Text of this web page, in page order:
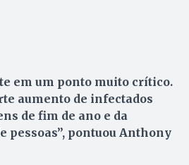
em um ponto muito crítico.
aumento de infectados
de fim de ano e da
pessoas”, pontuou Anthony